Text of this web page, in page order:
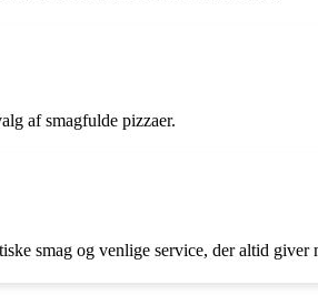
af smagfulde pizzaer.
smag og venlige service, der altid giver